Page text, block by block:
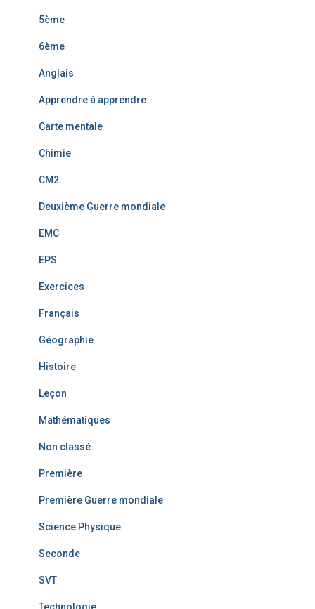
5ème
6ème
Anglais
Apprendre à apprendre
Carte mentale
Chimie
CM2
Deuxième Guerre mondiale
EMC
EPS
Exercices
Français
Géographie
Histoire
Leçon
Mathématiques
Non classé
Première
Première Guerre mondiale
Science Physique
Seconde
SVT